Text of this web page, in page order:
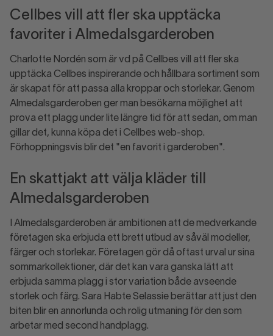
Cellbes vill att fler ska upptäcka
favoriter i Almedalsgarderoben
Charlotte Nordén som är vd på Cellbes vill att fler ska
upptäcka Cellbes inspirerande och hållbara sortiment som
är skapat för att passa alla kroppar och storlekar. Genom
Almedalsgarderoben ger man besökarna möjlighet att
prova ett plagg under lite längre tid för att sedan, om man
gillar det, kunna köpa det i Cellbes web-shop.
Förhoppningsvis blir det "en favorit i garderoben".
En skattjakt att välja kläder till
Almedalsgarderoben
I Almedalsgarderoben är ambitionen att de medverkande
företagen ska erbjuda ett brett utbud av såväl modeller,
färger och storlekar. Företagen gör då oftast urval ur sina
sommarkollektioner, där det kan vara ganska lätt att
erbjuda samma plagg i stor variation både avseende
storlek och färg. Sara Habte Selassie berättar att just den
biten blir en annorlunda och rolig utmaning för den som
arbetar med second handplagg.